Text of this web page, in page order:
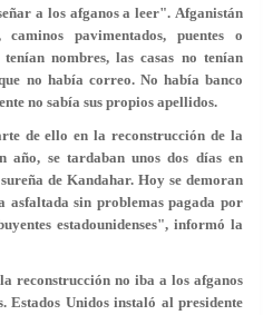
a los afganos a leer". Afganistán
pavimentados, puentes o
nombres, las casas no tenían
no había correo. No había banco
no sabía sus propios apellidos.
de ello en la reconstrucción de la
año, se tardaban unos dos días en
de Kandahar. Hoy se demoran
asfaltada sin problemas pagada por
estadounidenses", informó la
reconstrucción no iba a los afganos
Estados Unidos instaló al presidente